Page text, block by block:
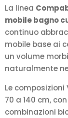
La linea
mobile bagno
continuo
mobile base ai
un volume
naturalmente
Le
70 a 140 cm,
combinazioni